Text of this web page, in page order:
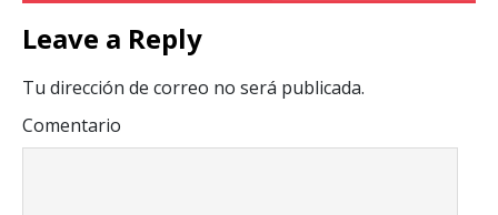
Leave a Reply
Tu dirección de correo no será publicada.
Comentario